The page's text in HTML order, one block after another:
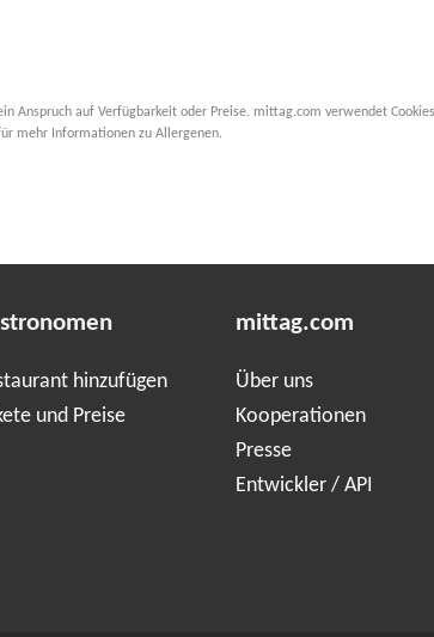
Anspruch auf Verfügbarkeit oder Preise. mittag.com verwendet
mehr Informationen zu Allergenen.
hinzufügen
und Preise
mittag.com
Über uns
Kooperationen
Presse
Entwickler / API